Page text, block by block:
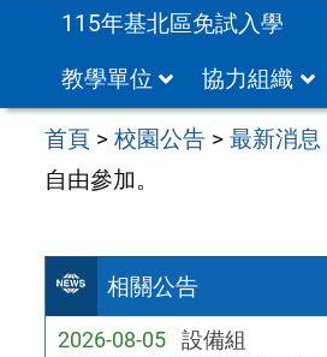
115年基北區免試入學
教學單位
協力組織
首頁 >校園公告 >最新消息
自由參加。
相關公告
2026-08-05 設備組